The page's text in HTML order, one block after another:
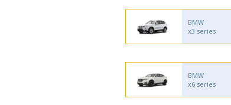
BMW
x3 series
BMW
x6 series